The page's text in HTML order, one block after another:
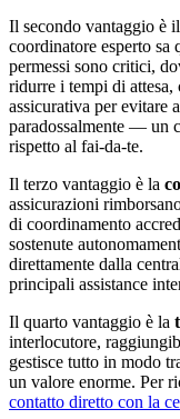
Il secondo vantaggio è il
coordinatore esperto sa
permessi sono critici,
ridurre i tempi di attesa,
assicurativa per
paradossalmente — un
rispetto al fai-da-te.
Il terzo vantaggio è la
assicurazioni
di coordinamento
sostenute
direttamente dalla
principali assistance
Il quarto vantaggio è la
interlocutore,
gestisce tutto in modo
un valore enorme. Per
contatto diretto con la